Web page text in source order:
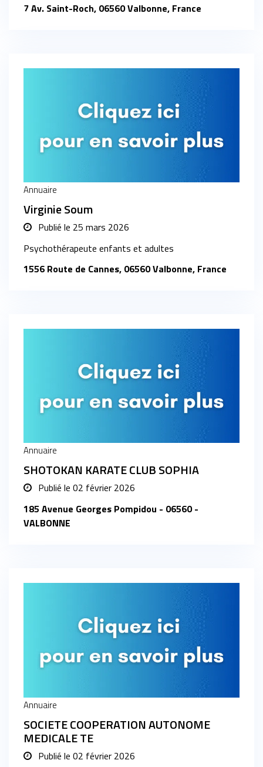
7 Av. Saint-Roch, 06560 Valbonne, France
Annuaire
Virginie Soum
Publié le 25 mars 2026
Psychothérapeute enfants et adultes
1556 Route de Cannes, 06560 Valbonne, France
Annuaire
SHOTOKAN KARATE CLUB SOPHIA
Publié le 02 février 2026
185 Avenue Georges Pompidou - 06560 -
VALBONNE
Annuaire
SOCIETE COOPERATION AUTONOME
MEDICALE TE
Publié le 02 février 2026